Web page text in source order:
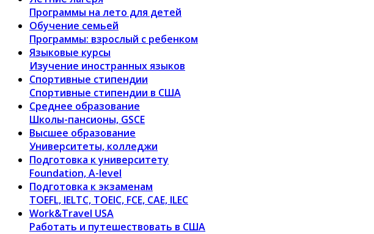
Программы на лето для детей
Обучение семьей
Программы: взрослый с ребенком
Языковые курсы
Изучение иностранных языков
Спортивные стипендии
Спортивные стипендии в США
Среднее образование
Школы-пансионы, GSCE
Высшее образование
Университеты, колледжи
Подготовка к университету
Foundation, A-level
Подготовка к экзаменам
TOEFL, IELTC, TOEIC, FCE, CAE, ILEC
Work&Travel USA
Работать и путешествовать в США